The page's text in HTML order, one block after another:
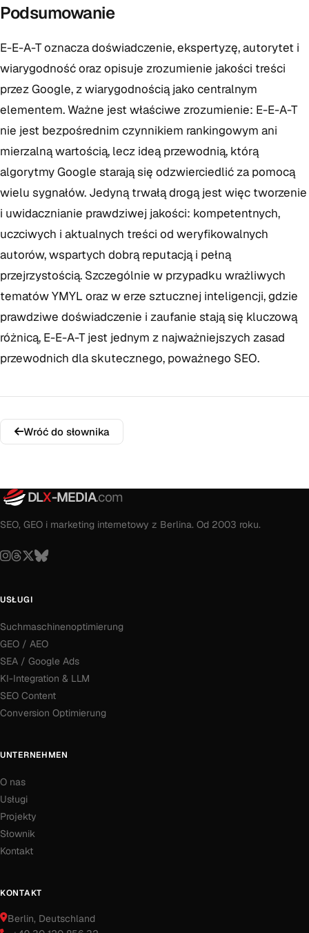
Podsumowanie
E-E-A-T oznacza doświadczenie, ekspertyzę, autorytet i
wiarygodność oraz opisuje zrozumienie jakości treści
przez Google, z wiarygodnością jako centralnym
elementem. Ważne jest właściwe zrozumienie: E-E-A-T
nie jest bezpośrednim czynnikiem rankingowym ani
mierzalną wartością, lecz ideą przewodnią, którą
algorytmy Google starają się odzwierciedlić za pomocą
wielu sygnałów. Jedyną trwałą drogą jest więc tworzenie
i uwidacznianie prawdziwej jakości: kompetentnych,
uczciwych i aktualnych treści od weryfikowalnych
autorów, wspartych dobrą reputacją i pełną
przejrzystością. Szczególnie w przypadku wrażliwych
tematów YMYL oraz w erze sztucznej inteligencji, gdzie
prawdziwe doświadczenie i zaufanie stają się kluczową
różnicą, E-E-A-T jest jednym z najważniejszych zasad
przewodnich dla skutecznego, poważnego SEO.
Wróć do słownika
DLX-MEDIA.com
SEO, GEO i marketing internetowy z Berlina. Od 2003 roku.
USŁUGI
Suchmaschinenoptimierung
GEO / AEO
SEA / Google Ads
KI-Integration & LLM
SEO Content
Conversion Optimierung
UNTERNEHMEN
O nas
Usługi
Projekty
Słownik
Kontakt
KONTAKT
Berlin, Deutschland